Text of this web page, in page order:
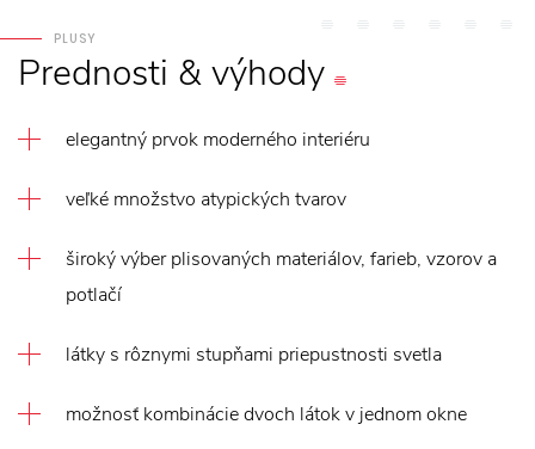
PLUSY
Prednosti &výhody
elegantný prvok moderného interiéru
veľké množstvo atypických tvarov
široký výber plisovaných materiálov, farieb, vzorov a
potlačí
látky s rôznymi stupňami priepustnosti svetla
možnosť kombinácie dvoch látok v jednom okne